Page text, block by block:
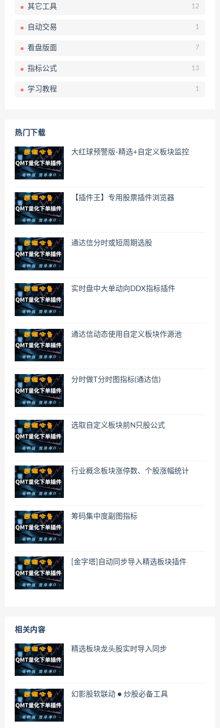
其它工具 12
自动交易 1
看盘版面 7
指标公式 13
学习教程 1
热门下载
大红球预警版-精选+自定义板块监控
【插件王】专用股票插件浏览器
通达信分时或短周期选股
实时盘中大单动向DDX指标插件
通达信动态使用自定义板块作源池
分时做T分时图指标(通达信)
选取自定义板块前N只股公式
行业概念板块涨停数、个股涨幅统计
筹码集中度副图指标
[金字塔]自动同步导入精选板块插件
相关内容
精选板块龙头股实时导入同步
幻影股软联动 ● 炒股必备工具